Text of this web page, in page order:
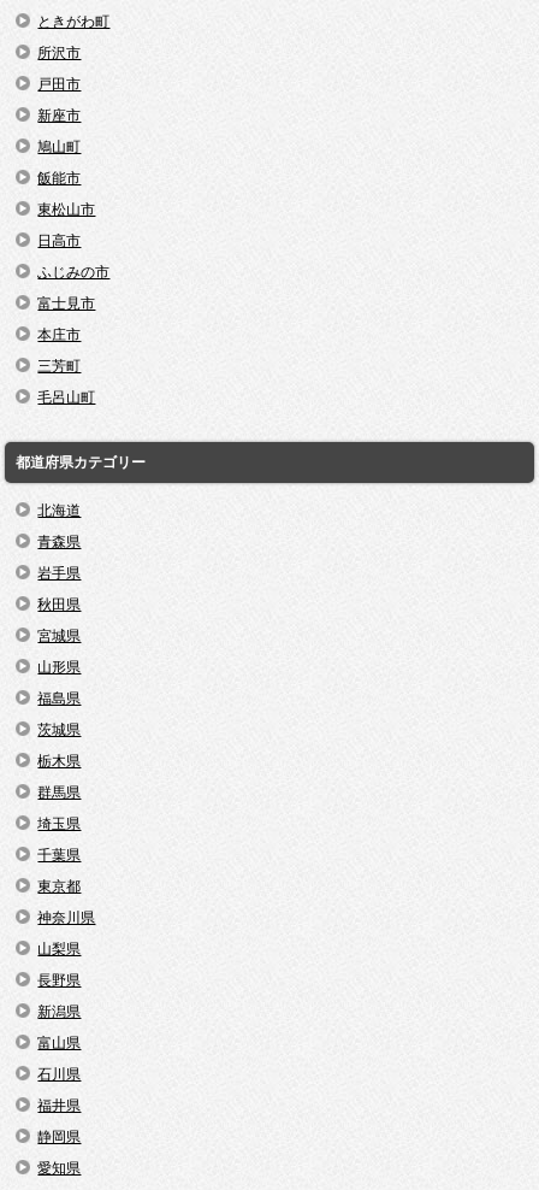
ときがわ町
所沢市
戸田市
新座市
鳩山町
飯能市
東松山市
日高市
ふじみの市
富士見市
本庄市
三芳町
毛呂山町
都道府県カテゴリー
北海道
青森県
岩手県
秋田県
宮城県
山形県
福島県
茨城県
栃木県
群馬県
埼玉県
千葉県
東京都
神奈川県
山梨県
長野県
新潟県
富山県
石川県
福井県
静岡県
愛知県